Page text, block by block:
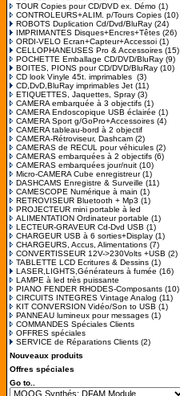
TOUR Copies pour CD/DVD ex. Démo (1)
CONTROLEURS+ALIM. p/Tours Copies (10)
ROBOTS Duplication Cd/Dvd/BluRay (24)
IMPRIMANTES Disques+Encres+Têtes (26)
ORDI-VELO Ecran+Capteur+Accessoi (1)
CELLOPHANEUSES Pro & Accessoires (15)
POCHETTE Emballage CD/DVD/BluRay (9)
BOITES, PIONS pour CD/DVD/BluRay (10)
CD look Vinyle 45t. imprimables (3)
CD,DvD,BluRay imprimables Jet (11)
ETIQUETTES, Jaquettes, Spray (3)
CAMERA embarquée à 3 objectifs (1)
CAMERA Endoscopique USB éclairée (1)
CAMERA Sport g/GoPro+Accessoires (4)
CAMERA tableau-bord à 2 objectif
CAMERA-Rétroviseur, Dashcam (2)
CAMERAS de RECUL pour véhicules (2)
CAMERAS embarquées à 2 objectifs (6)
CAMERAS embarquées jour/nuit (10)
Micro-CAMERA Cube enregistreur(1)
DASHCAMS Enregistre & Surveille (11)
CAMESCOPE Numérique à main (1)
RETROVISEUR Bluetooth + Mp3 (1)
PROJECTEUR mini portable à led
ALIMENTATION Ordinateur portable (1)
LECTEUR-GRAVEUR Cd-Dvd USB (1)
CHARGEUR USB à 6 sorties+Display (1)
CHARGEURS, Accus, Alimentations (7)
CONVERTISSEUR 12V->230Volts +USB (2)
TABLETTE LCD Ecritures & Dessins (1)
LASER,LIGHTS,Générateurs à fumée (16)
LAMPE à led très puissante
PIANO FENDER RHODES-Composants (10)
CIRCUITS INTEGRES Vintage Analog (11)
KIT CONVERSION Vidéo/Son to USB (1)
PANNEAU lumineux pour messages (1)
COMMANDES Spéciales Clients
OFFRES spéciales
SERVICE de Réparations Clients (2)
Nouveaux produits
Offres spéciales
Go to..